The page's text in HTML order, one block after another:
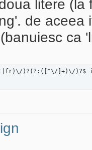
litere (la
de aceea
ca
)?(?:([^\/]+)\/)?$